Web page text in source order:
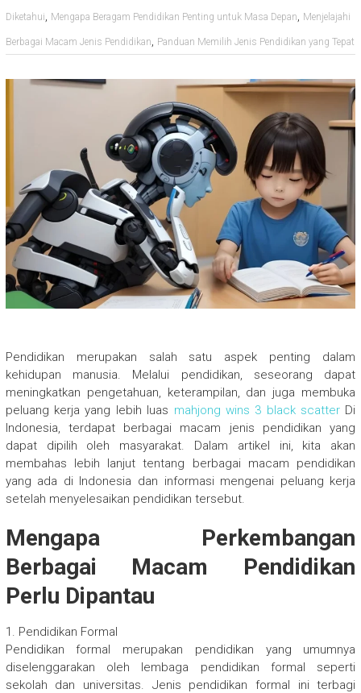
Diketahui, Mengapa Beragam Pendidikan Penting untuk Masa Depan, Menjelajahi
Berbagai Macam Jenis Pendidikan, Panduan Memilih Jenis Pendidikan yang Tepat
Pendidikan merupakan salah satu aspek penting dalam
kehidupan manusia. Melalui pendidikan, seseorang dapat
meningkatkan pengetahuan, keterampilan, dan juga membuka
peluang kerja yang lebih luas mahjong wins 3 black scatterDi
Indonesia, terdapat berbagai macam jenis pendidikan yang
dapat dipilih oleh masyarakat. Dalam artikel ini, kita akan
membahas lebih lanjut tentang berbagai macam pendidikan
yang ada di Indonesia dan informasi mengenai peluang kerja
setelah menyelesaikan pendidikan tersebut.
Mengapa Perkembangan
Berbagai Macam Pendidikan
Perlu Dipantau
1. Pendidikan Formal
Pendidikan formal merupakan pendidikan yang umumnya
diselenggarakan oleh lembaga pendidikan formal seperti
sekolah dan universitas. Jenis pendidikan formal ini terbagi